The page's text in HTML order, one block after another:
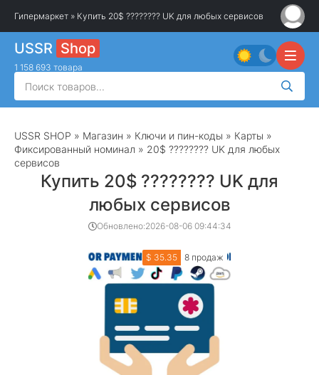
Гипермаркет » Купить 20$ ???????? UK для любых сервисов
USSR Shop
1 158 693 товара
USSR SHOP » Магазин » Ключи и пин-коды » Карты »
Фиксированный номинал » 20$ ???????? UK для любых
сервисов
Купить 20$ ???????? UK для
любых сервисов
Обновлено:2026-08-06 09:44:34
$ 35.35 8 продаж